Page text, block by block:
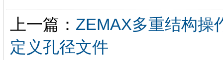
上一篇： ZEMAX多重结构
定义孔径文件